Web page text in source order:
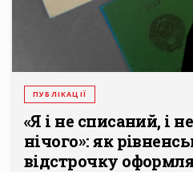
ПУБЛІКАЦІЇ
«Я і не списаний, і
нічого»: як
відстрочку